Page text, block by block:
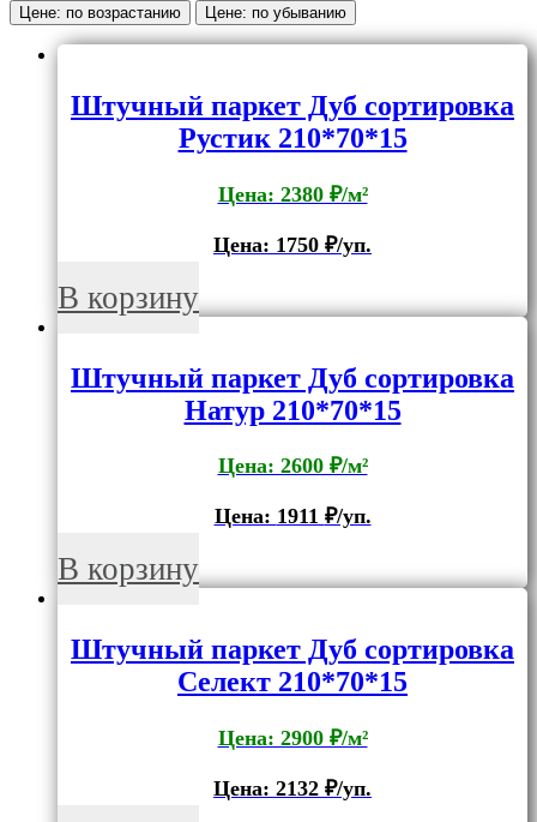
Цене: по возрастанию Цене: по убыванию
Штучный паркет Дуб сортировка
Рустик 210*70*15
Цена: 2380 ₽/м²
Цена: 1750 ₽/уп.
В корзину
Штучный паркет Дуб сортировка
Натур 210*70*15
Цена: 2600 ₽/м²
Цена: 1911 ₽/уп.
В корзину
Штучный паркет Дуб сортировка
Селект 210*70*15
Цена: 2900 ₽/м²
Цена: 2132 ₽/уп.